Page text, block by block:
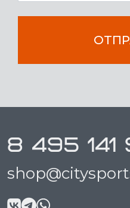
8 495